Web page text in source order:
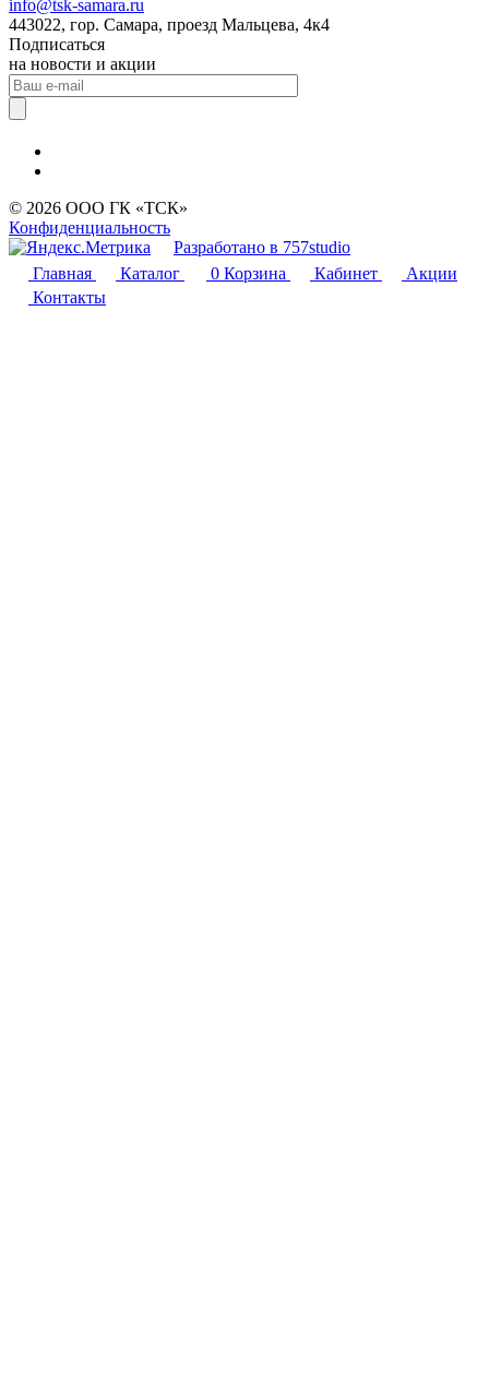
info@tsk-samara.ru
443022, гор. Самара, проезд Мальцева, 4к4
Подписаться
на новости и акции
© 2026 ООО ГК «ТСК»
Конфиденциальность
Разработано в 757studio
Главная
Каталог 0 Корзина Кабинет
Акции
Контакты